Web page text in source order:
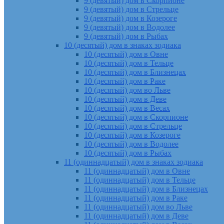
9 (девятый) дом в Стрельце
9 (девятый) дом в Козероге
9 (девятый) дом в Водолее
9 (девятый) дом в Рыбах
10 (десятый) дом в знаках зодиака
10 (десятый) дом в Овне
10 (десятый) дом в Тельце
10 (десятый) дом в Близнецах
10 (десятый) дом в Раке
10 (десятый) дом во Льве
10 (десятый) дом в Деве
10 (десятый) дом в Весах
10 (десятый) дом в Скорпионе
10 (десятый) дом в Стрельце
10 (десятый) дом в Козероге
10 (десятый) дом в Водолее
10 (десятый) дом в Рыбах
11 (одиннадцатый) дом в знаках зодиака
11 (одиннадцатый) дом в Овне
11 (одиннадцатый) дом в Тельце
11 (одиннадцатый) дом в Близнецах
11 (одиннадцатый) дом в Раке
11 (одиннадцатый) дом во Льве
11 (одиннадцатый) дом в Деве